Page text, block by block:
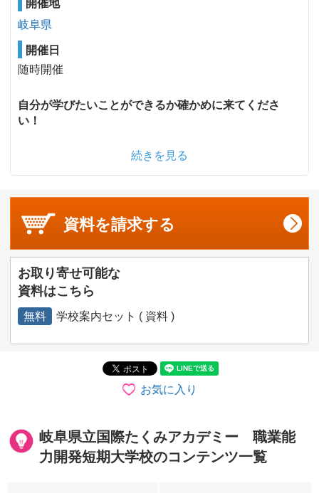
開催地
岐阜県
開催日
随時開催
自分が学びたいことができるか確かめに来てくださ
い！
続きを見る
資料を請求する
お取り寄せ可能な
資料はこちら
無料 学校案内セット ( 資料 )
お気に入り
岐阜県立国際たくみアカデミー 職業能
力開発短期大学校のコンテンツ一覧